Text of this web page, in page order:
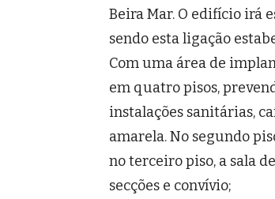
Beira Mar. O edifício irá
sendo esta ligação
Com uma área de
em quatro pisos,
instalações sanitárias,
amarela. No segundo
no terceiro piso, a sala
secções e convívio;